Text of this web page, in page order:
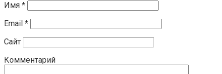
Имя *
Email *
Сайт
Комментарий